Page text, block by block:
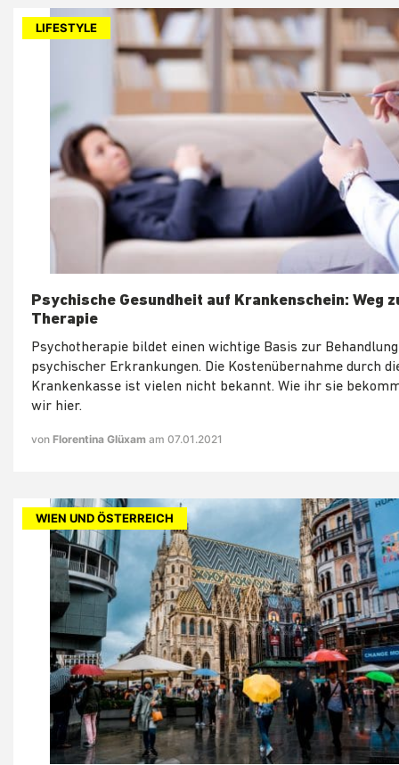
LIFESTYLE
Psychische Gesundheit auf Krankenschein: Weg
Therapie
Psychotherapie bildet einen wichtige Basis zur Behandlung
psychischer Erkrankungen. Die Kostenübernahme durch
Krankenkasse ist vielen nicht bekannt. Wie ihr sie
wir hier.
von Florentina Glüxam am 07.01.2021
WIEN UND ÖSTERREICH